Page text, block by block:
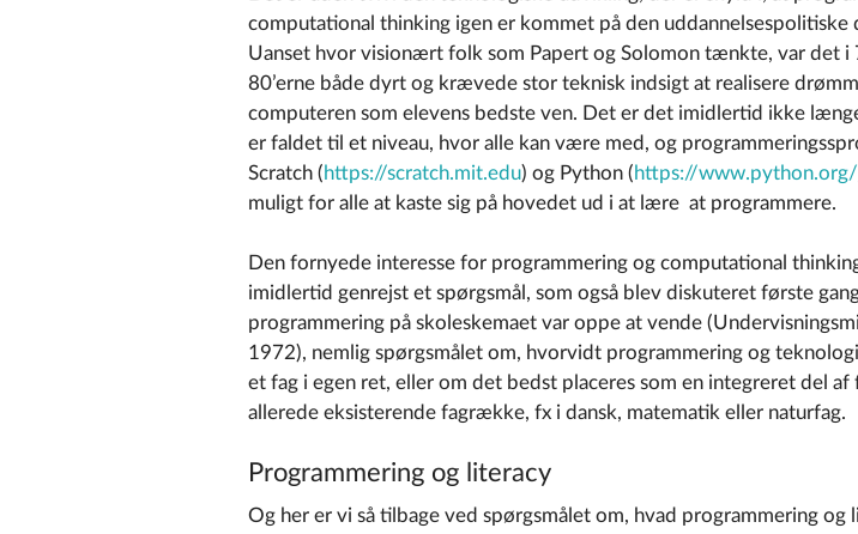
computational thinking igen er kommet på den uddannelsespolitiske
Uanset hvor visionært folk som Papert og Solomon tænkte, var det i
80’erne både dyrt og krævede stor teknisk indsigt at realisere
computeren som elevens bedste ven. Det er det imidlertid ikke
er faldet til et niveau, hvor alle kan være med, og
Scratch (https://scratch.mit.edu) og Python (https://www.python.org/
muligt for alle at kaste sig på hovedet ud i at lære at programmere.
Den fornyede interesse for programmering og computational
imidlertid genrejst et spørgsmål, som også blev diskuteret første
programmering på skoleskemaet var oppe at vende
1972), nemlig spørgsmålet om, hvorvidt programmering og
et fag i egen ret, eller om det bedst placeres som en integreret del af
allerede eksisterende fagrække, fx i dansk, matematik eller naturfag.
Programmering og literacy
Og her er vi så tilbage ved spørgsmålet om, hvad programmering og